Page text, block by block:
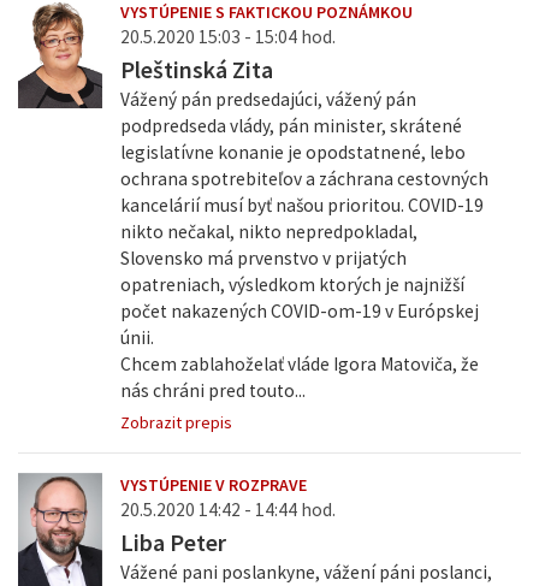
VYSTÚPENIE S FAKTICKOU POZNÁMKOU
20.5.2020 15:03 - 15:04 hod.
Pleštinská Zita
Vážený pán predsedajúci, vážený pán
podpredseda vlády, pán minister, skrátené
legislatívne konanie je opodstatnené, lebo
ochrana spotrebiteľov a záchrana cestovných
kancelárií musí byť našou prioritou. COVID-19
nikto nečakal, nikto nepredpokladal,
Slovensko má prvenstvo v prijatých
opatreniach, výsledkom ktorých je najnižší
počet nakazených COVID-om-19 v Európskej
únii.
Chcem zablahoželať vláde Igora Matoviča, že
nás chráni pred touto...
Zobrazit prepis
VYSTÚPENIE V ROZPRAVE
20.5.2020 14:42 - 14:44 hod.
Liba Peter
Vážené pani poslankyne, vážení páni poslanci,